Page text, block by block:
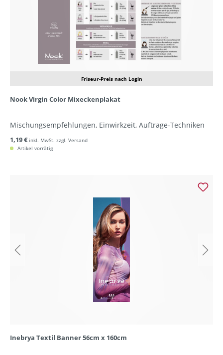
Friseur-Preis nach Login
Nook Virgin Color Mixeckenplakat
Mischungsempfehlungen, Einwirkzeit, Auftrage-Techniken
1,19 € inkl. MwSt. zzgl. Versand
Artikel vorrätig
Inebrya Textil Banner 56cm x 160cm